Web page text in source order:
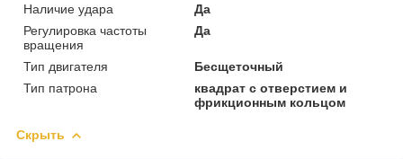
Наличие удара
Да
Регулировка частоты
вращения
Да
Тип двигателя
Бесщеточный
Тип патрона
квадрат с отверстием и
фрикционным кольцом
Скрыть